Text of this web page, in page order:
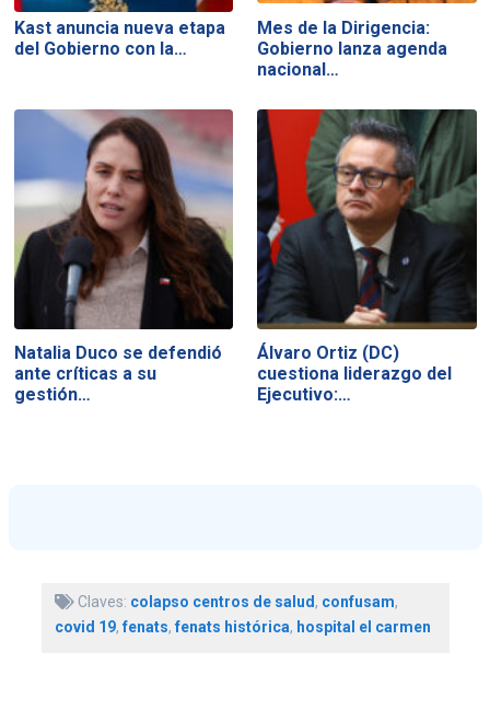
Kast anuncia nueva etapa
del Gobierno con la…
Mes de la Dirigencia:
Gobierno lanza agenda
nacional…
Natalia Duco se defendió
ante críticas a su
gestión…
Álvaro Ortiz (DC)
cuestiona liderazgo del
Ejecutivo:…
Claves: colapso centros de salud, confusam,
covid 19,fenats,fenats histórica, hospital el carmen